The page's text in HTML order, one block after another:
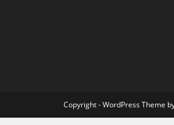
Copyright - WordPress Theme